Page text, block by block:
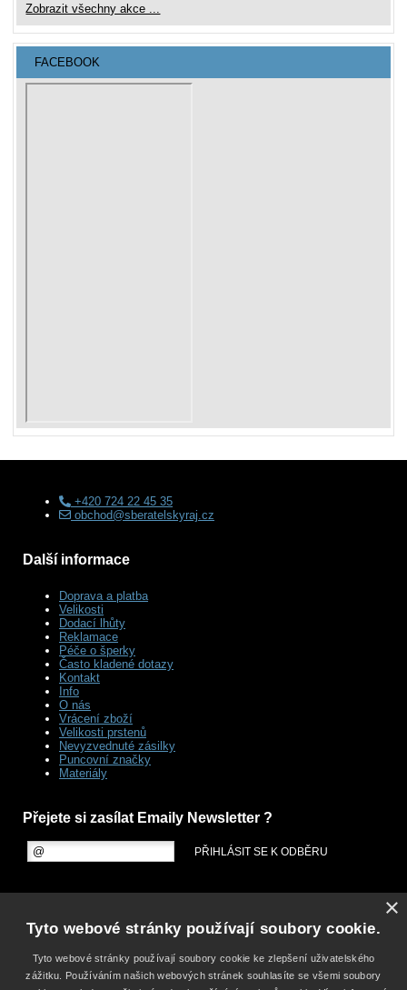
Zobrazit všechny akce ...
FACEBOOK
+420 724 22 45 35
obchod@sberatelskyraj.cz
Další informace
Doprava a platba
Velikosti
Dodací lhůty
Reklamace
Péče o šperky
Často kladené dotazy
Kontakt
Info
O nás
Vrácení zboží
Velikosti prstenů
Nevyzvednuté zásilky
Puncovní značky
Materiály
Přejete si zasílat Emaily Newsletter ?
×
Tyto webové stránky používají soubory cookie.
Tyto webové stránky používají soubory cookie ke zlepšení uživatelského
zážitku. Používáním našich webových stránek souhlasíte se všemi soubory